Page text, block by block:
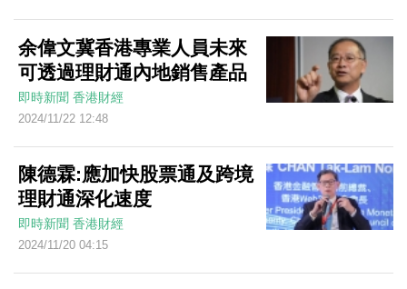
余偉文冀香港專業人員未來
可透過理財通內地銷售產品
即時新聞 香港財經
2024/11/22 12:48
陳德霖:應加快股票通及跨境
理財通深化速度
即時新聞 香港財經
2024/11/20 04:15